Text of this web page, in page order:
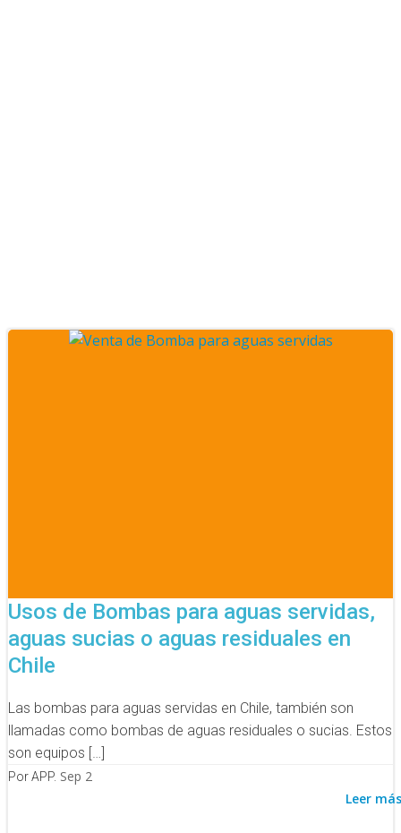
Usos de Bombas para aguas servidas,
aguas sucias o aguas residuales en
Chile
Las bombas para aguas servidas en Chile, también son
llamadas como bombas de aguas residuales o sucias. Estos
son equipos […]
Por APP. Sep 2
Leer más